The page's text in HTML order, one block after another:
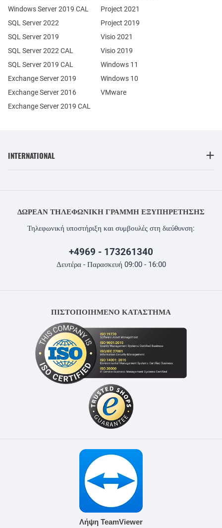
Exchange Server 2019
Exchange Server 2016
SQL Server 2022
SQL Server 2019
Windows Server 2019 CAL
SQL Server 2022 CAL
SQL Server 2019 CAL
Exchange Server 2019 CAL
Project 2021
Project 2019
Visio 2021
Visio 2019
Windows 11
Windows 10
VMware
INTERNATIONAL
ΔΩΡΕΆΝ ΤΗΛΕΦΩΝΙΚΉ ΓΡΑΜΜΉ ΕΞΥΠΗΡΈΤΗΣΗΣ
Τηλεφωνική υποστήριξη και συμβουλές στη διεύθυνση:
+4969 - 173261340
Δευτέρα - Παρασκευή 09:00 - 16:00
ΠΙΣΤΟΠΟΙΗΜΕΝΟ ΚΑΤΑΣΤΗΜΑ
Λήψη TeamViewer